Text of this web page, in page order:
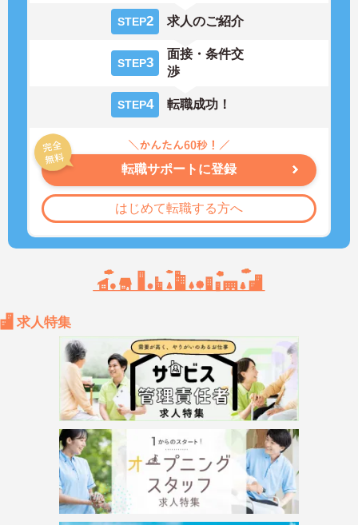
STEP2 求人のご紹介
STEP3
面接・条件交
渉
STEP4 転職成功！
転職サポートに登録
はじめて転職する方へ
求人特集